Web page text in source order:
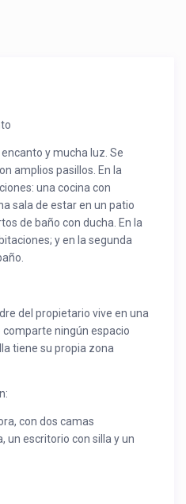
y mucha luz. Se
amplios pasillos. En la
una cocina con
sala de estar en un patio
de baño con ducha. En la
y en la segunda
del propietario vive en una
ningún espacio
tiene su propia zona
con dos camas
un escritorio con silla y un